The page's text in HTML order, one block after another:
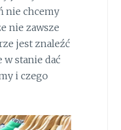
nie chcemy
nie zawsze
jest znaleźć
w stanie dać
i czego